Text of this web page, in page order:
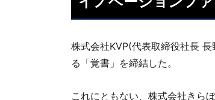
株式会社KVP(代表取締役社長
る「覚書」を締結した。
これにともない、株式会社きら